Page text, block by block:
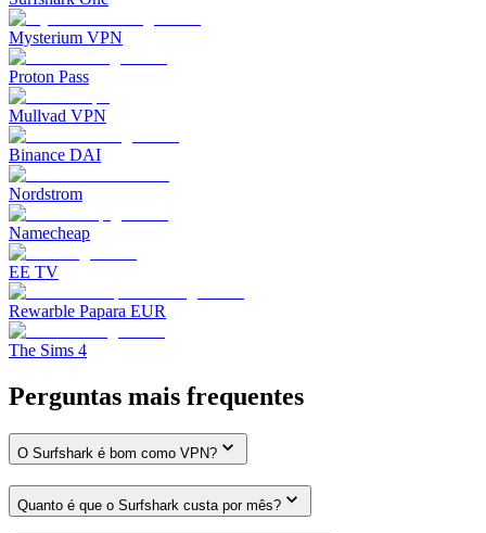
Mysterium VPN
Proton Pass
Mullvad VPN
Binance DAI
Nordstrom
Namecheap
EE TV
Rewarble Papara EUR
The Sims 4
Perguntas mais frequentes
O Surfshark é bom como VPN?
Quanto é que o Surfshark custa por mês?